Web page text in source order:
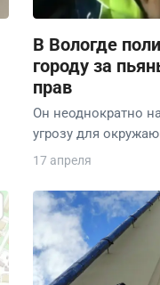
В Вологде
городу за
прав
Он неоднократно
угрозу для
17 апреля